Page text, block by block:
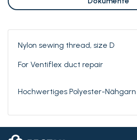
Nylon sewing thread, size D
For Ventiflex duct repair
Hochwertiges Polyester-Nähgarn